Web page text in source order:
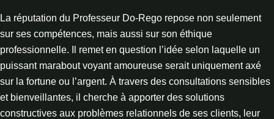
La réputation du Professeur Do-Rego repose non seulement
sur ses compétences, mais aussi sur son éthique
professionnelle. Il remet en question l’idée selon laquelle un
puissant marabout voyant amoureuse serait uniquement axé
sur la fortune ou l’argent. À travers des consultations sensibles
et bienveillantes, il cherche à apporter des solutions
constructives aux problèmes relationnels de ses clients, leur